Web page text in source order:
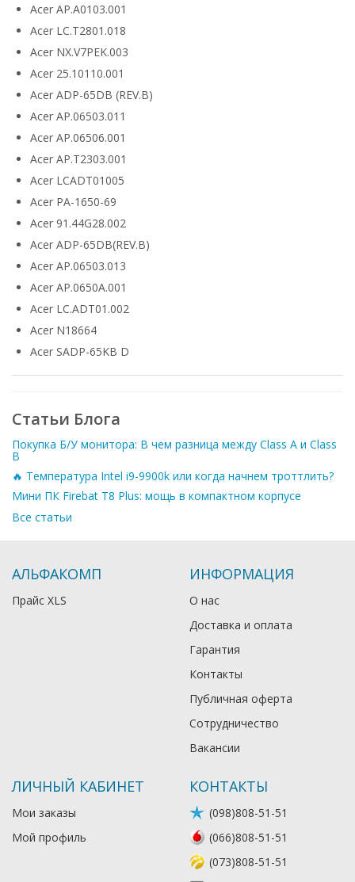
Acer AP.A0103.001
Acer LC.T2801.018
Acer NX.V7PEK.003
Acer 25.10110.001
Acer ADP-65DB (REV.B)
Acer AP.06503.011
Acer AP.06506.001
Acer AP.T2303.001
Acer LCADT01005
Acer PA-1650-69
Acer 91.44G28.002
Acer ADP-65DB(REV.B)
Acer AP.06503.013
Acer AP.0650A.001
Acer LC.ADT01.002
Acer N18664
Acer SADP-65KB D
Статьи Блога
Покупка Б/У монитора: В чем разница между Class A и Class
B
🔥 Температура Intel i9-9900k или когда начнем троттлить?
Мини ПК Firebat T8 Plus: мощь в компактном корпусе
Все статьи
АЛЬФАКОМП
Прайс XLS
ИНФОРМАЦИЯ
О нас
Доставка и оплата
Гарантия
Контакты
Публичная оферта
Сотрудничество
Вакансии
ЛИЧНЫЙ КАБИНЕТ
Мои заказы
Мой профиль
КОНТАКТЫ
(098)808-51-51
(066)808-51-51
(073)808-51-51